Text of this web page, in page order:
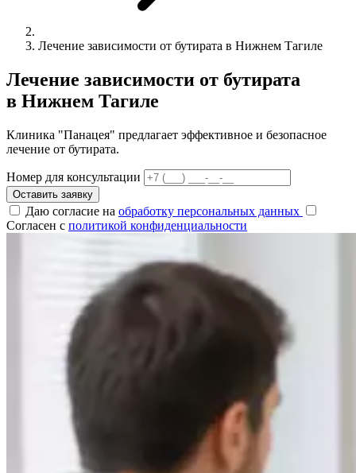
Лечение зависимости от бутирата в Нижнем Тагиле
Лечение зависимости от бутирата
в Нижнем Тагиле
Клиника "Панацея" предлагает эффективное и безопасное
лечение от бутирата.
Номер для консультации
Оставить заявку
Даю согласие на обработку персональных данных
Согласен с политикой конфиденциальности